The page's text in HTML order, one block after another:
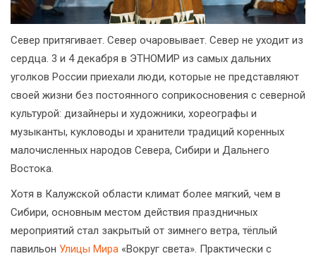
Север притягивает. Север очаровывает. Север не уходит из
сердца. 3 и 4 декабря в ЭТНОМИР из самых дальних
уголков России приехали люди, которые не представляют
своей жизни без постоянного соприкосновения с северной
культурой: дизайнеры и художники, хореографы и
музыканты, кукловоды и хранители традиций коренных
малочисленных народов Севера, Сибири и Дальнего
Востока.
Хотя в Калужской области климат более мягкий, чем в
Сибири, основным местом действия праздничных
мероприятий стал закрытый от зимнего ветра, тёплый
павильон Улицы Мира «Вокруг света». Практически с